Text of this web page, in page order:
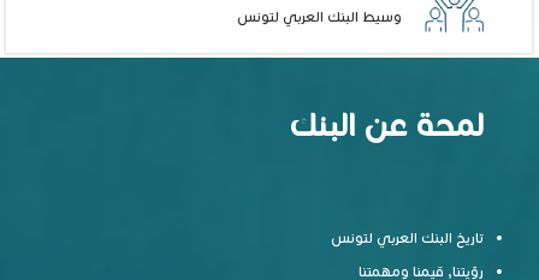
وسيط البنك العربي لتونس
لمحة عن البنك
تاريخ البنك العربي لتونس
رؤيتنا, قيمنا ومهمتنا